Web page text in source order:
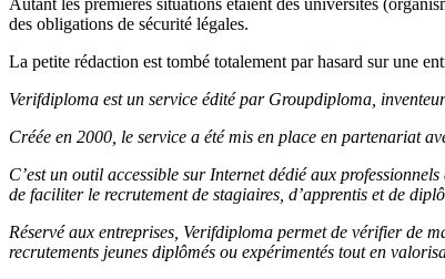
Autant les premières situations étaient des universités
des obligations de sécurité légales.
La petite rédaction est tombé totalement par hasard sur une
Verifdiploma est un service édité par Groupdiploma,
Créée en 2000, le service a été mis en place en partenariat
C’est un outil accessible sur Internet dédié aux
de faciliter le recrutement de stagiaires, d’apprentis et de
Réservé aux entreprises, Verifdiploma permet de vérifier de
recrutements jeunes diplômés ou expérimentés tout en